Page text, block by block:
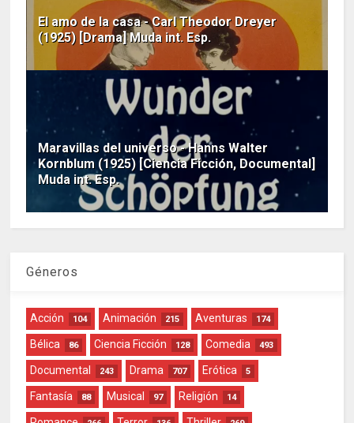
El amo de la casa - Carl Theodor Dreyer
(1925) [Drama] Muda int. Esp.
Maravillas del universo - Hanns Walter
Kornblum (1925) [Ciencia Ficción, Documental]
Muda int. Esp.
Géneros
Acción 104 Animación 215 Aventuras 174
Bélica 86 Ciencia Ficción 128 Comedia 493
Documental 243 Drama 707 Erótica 5
Fantasía 88 Musical 97 Religión 14